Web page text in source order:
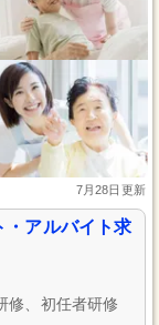
7月28日更新
・アルバイト求
修、初任者研修